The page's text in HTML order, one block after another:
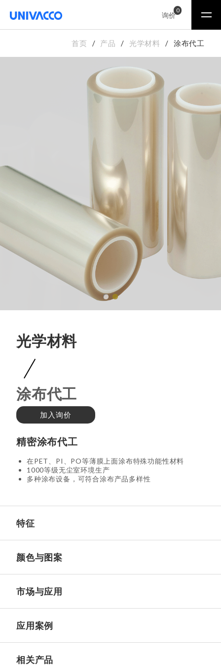
询价
0
首页 产品 光学材料 涂布代工
光学材料
涂布代工
加入询价
精密涂布代工
在PET、PI、PO等薄膜上面涂布特殊功能性材料
1000等级无尘室环境生产
多种涂布设备，可符合涂布产品多样性
特征
颜色与图案
市场与应用
应用案例
相关产品